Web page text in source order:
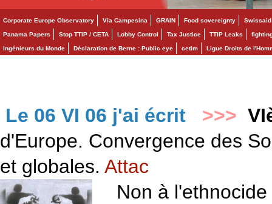
Corporate Europe Observatory Via Campesina GRAIN Food sovereignty Swissaid
Panama Papers Stop TTIP / CETA Lobby Control Tax Justice TTIP Leaks
Ingénieurs du Monde Déclaration de Berne : Public eye cetim Ligue Droits de
Le 06 VI 06 j'ai écrit >>>
d'Europe. Convergence des
et globales. Attac
Non à l'ethnocide